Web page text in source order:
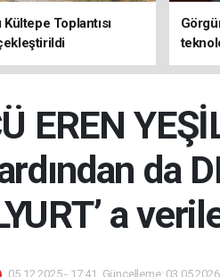
Kültepe Toplantısı
EREN
da
a
05.12.2025 - 17:41, Güncelleme: